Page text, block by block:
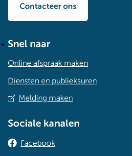
Contacteer ons
Snel naar
Online afspraak maken
Diensten en publieksuren
Melding maken
Sociale kanalen
Facebook